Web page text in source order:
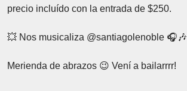
precio incluído con la entrada de $250.
💥 Nos musicaliza @santiagolenoble 🎧🎶
Merienda de abrazos 😉 Vení a bailarrrr!